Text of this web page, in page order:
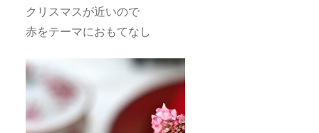
クリスマスが近いので
赤をテーマにおもてなし